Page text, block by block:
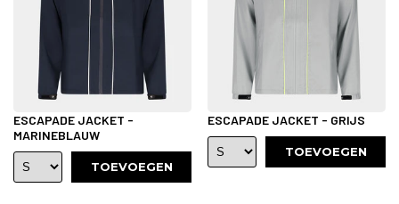
ESCAPADE JACKET -
MARINEBLAUW
TOEVOEGEN
ESCAPADE JACKET - GRIJS
TOEVOEGEN